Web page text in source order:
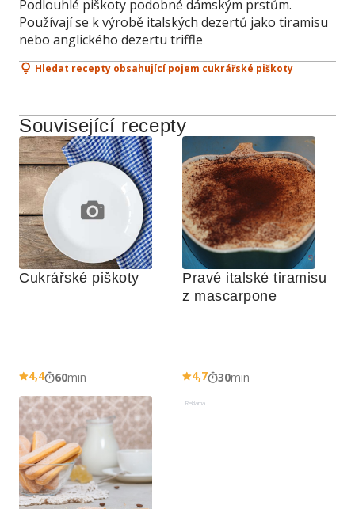
Podlouhlé piškoty podobné dámským prstům.
Používají se k výrobě italských dezertů jako tiramisu
nebo anglického dezertu triffle
Hledat recepty obsahující pojem cukrářské piškoty
Související recepty
Cukrářské piškoty
4,4 60min
Pravé italské tiramisu
z mascarpone
4,7 30min
Reklama